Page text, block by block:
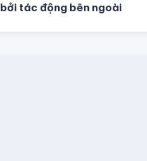
Lý giải tại sao khi đang ngủ